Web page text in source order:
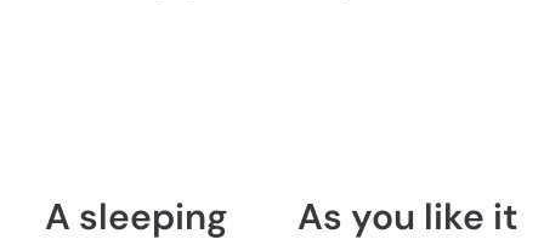
A sleeping
As you like it